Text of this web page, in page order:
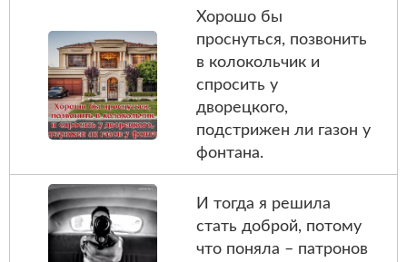
Хорошо бы
проснуться, позвонить
в колокольчик и
спросить у
дворецкого,
подстрижен ли газон у
фонтана.
И тогда я решила
стать доброй, потому
что поняла – патронов